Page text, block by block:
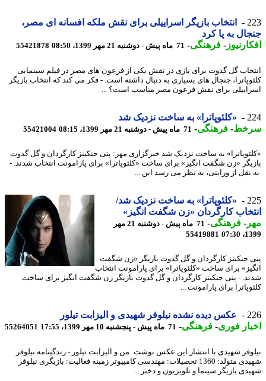
انتخاب بازیگر اسراییلی برای نقش ملکه افسانه ای مصر،
به پا کرد
-فرهنگی-71 ماه پیش - دوشنبه 21 مهر 1399، 08:50 55421878
گل گدوت برای بازی در نقش یکی از فرعون های مصر در فیلم سینمایی
جنجال های بسیاری به دنبال داشته است. - فکر می کند که انتخاب بازیگر
برای نقش فرعون مصر مناسب است؟ ...
«کلئوپاترا» به ساخت نزدیک شد
-فرهنگی-71 ماه پیش - دوشنبه 21 مهر 1399، 08:15 55421004
به ساخت نزدیک شد خبرگزاری مهر: پتی جنکینز کارگردان و گل گدوت
«زن شگفت انگیز» برای ساخت «کلئوپاترا» برای پارامونت انتخاب شدند. -
از ورایتی، به نظر می رسد این ...
«کلئوپاترا» به ساخت نزدیک شد/
کارگردان «زن شگفت انگیز»
-فرهنگی-
71 ماه پیش - دوشنبه 21 مهر
55419881
جنکینز کارگردان و گل گدوت بازیگر «زن شگفت
برای ساخت «کلئوپاترا» برای پارامونت انتخاب
- پتی جنکینز کارگردان و گل گدوت بازیگر زن شگفت انگیز برای ساخت
برای پارامونت ...
عکس دیده نشده نیلوفر شهیدی و الیزابت تیلور
فوری- فرهنگی-71 ماه پیش - پنجشنبه 10 مهر 1399، 17:55 55264051
شهیدی با انتشار این عکس نوشت: من و الیزابت تیلور - زندگینامه نیلوفر
شهیدی متولد: 1360 تحصیلات: مهندسی کامپیوتر زمینه فعالیت: بازیگری نیلوفر
بازیگر سینما و تلویزیون و دختر ...